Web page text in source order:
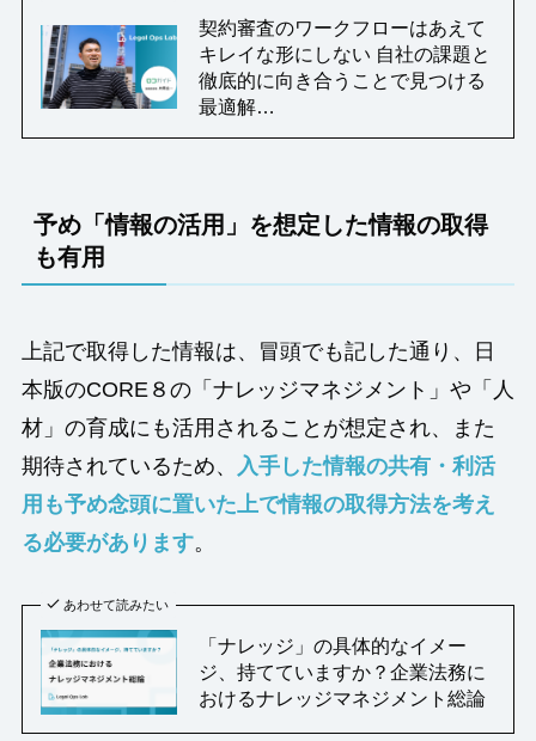
契約審査のワークフローはあえて
キレイな形にしない 自社の課題と
徹底的に向き合うことで見つける
最適解…
予め「情報の活用」を想定した情報の取得
も有用
上記で取得した情報は、冒頭でも記した通り、日
本版のCORE８の「ナレッジマネジメント」や「人
材」の育成にも活用されることが想定され、また
期待されているため、
入手した情報の共有・利活
用も予め念頭に置いた上で情報の取得方法を考え
る必要があります。
あわせて読みたい
「ナレッジ」の具体的なイメー
ジ、持てていますか？企業法務に
おけるナレッジマネジメント総論